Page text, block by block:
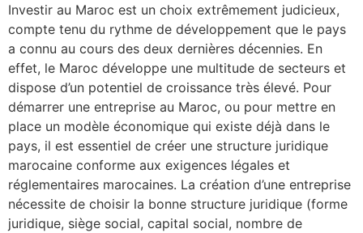
Investir au Maroc est un choix extrêmement judicieux,
compte tenu du rythme de développement que le pays
a connu au cours des deux dernières décennies. En
effet, le Maroc développe une multitude de secteurs et
dispose d’un potentiel de croissance très élevé. Pour
démarrer une entreprise au Maroc, ou pour mettre en
place un modèle économique qui existe déjà dans le
pays, il est essentiel de créer une structure juridique
marocaine conforme aux exigences légales et
réglementaires marocaines. La création d’une entreprise
nécessite de choisir la bonne structure juridique (forme
juridique, siège social, capital social, nombre de